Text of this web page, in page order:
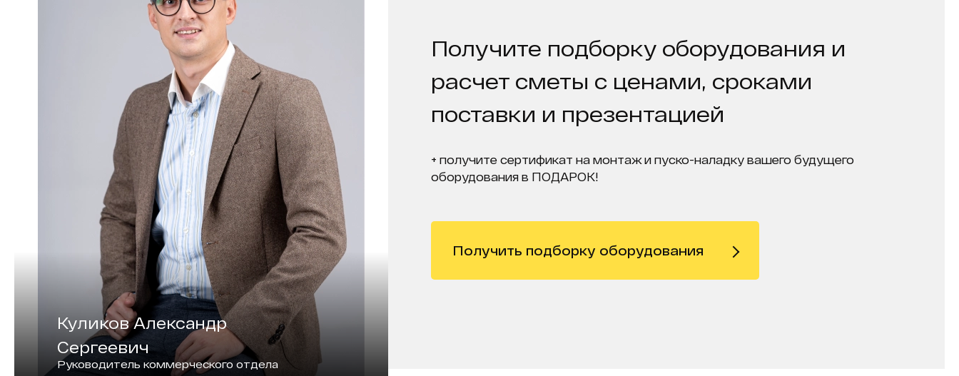
Куликов Александр
Сергеевич
Руководитель коммерческого отдела
Получите подборку оборудования и
расчет сметы с ценами, сроками
поставки и презентацией
+ получите сертификат на монтаж и пуско-наладку вашего будущего
оборудования в ПОДАРОК!
Получить подборку оборудования